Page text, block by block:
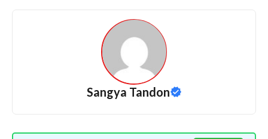
Sangya Tandon